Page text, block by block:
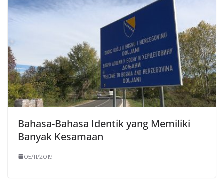
Bahasa-Bahasa Identik yang Memiliki
Banyak Kesamaan
05/11/2019